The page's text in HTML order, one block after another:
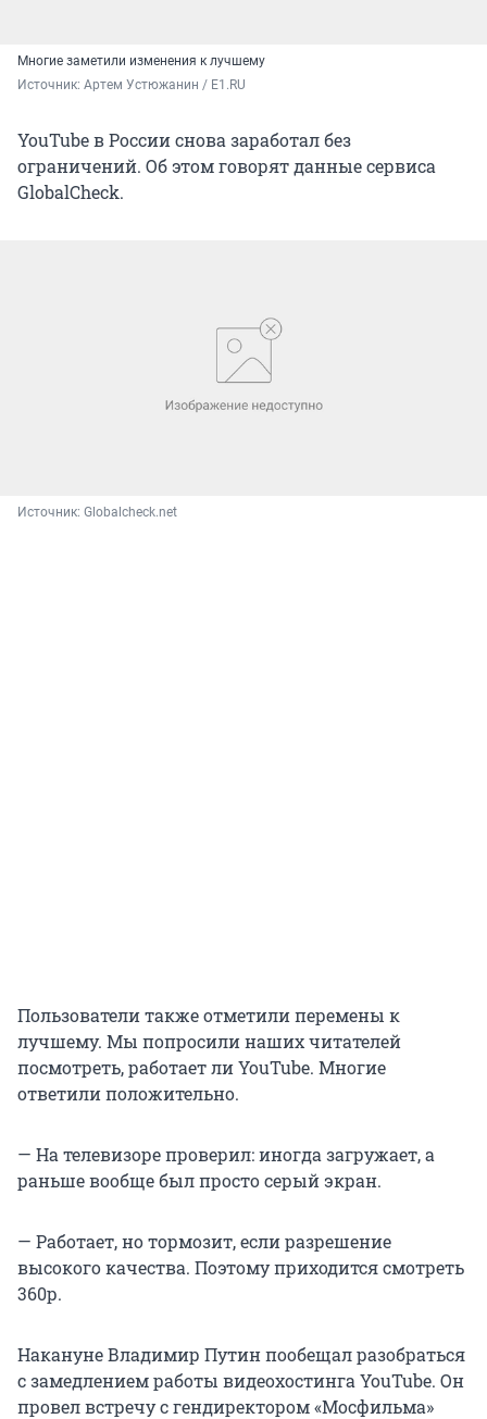
Многие заметили изменения к лучшему
Источник: Артем Устюжанин / E1.RU
YouTube в России снова заработал без
ограничений. Об этом говорят данные сервиса
GlobalCheck.
Источник: Globalcheck.net
Пользователи также отметили перемены к
лучшему. Мы попросили наших читателей
посмотреть, работает ли YouTube. Многие
ответили положительно.
— На телевизоре проверил: иногда загружает, а
раньше вообще был просто серый экран.
— Работает, но тормозит, если разрешение
высокого качества. Поэтому приходится смотреть
360р.
Накануне Владимир Путин пообещал разобраться
с замедлением работы видеохостинга YouTube. Он
провел встречу с гендиректором «Мосфильма»